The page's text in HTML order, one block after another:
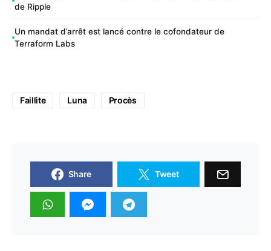
de Ripple
Un mandat d’arrêt est lancé contre le cofondateur de
Terraform Labs
Faillite Luna Procès
Share Tweet